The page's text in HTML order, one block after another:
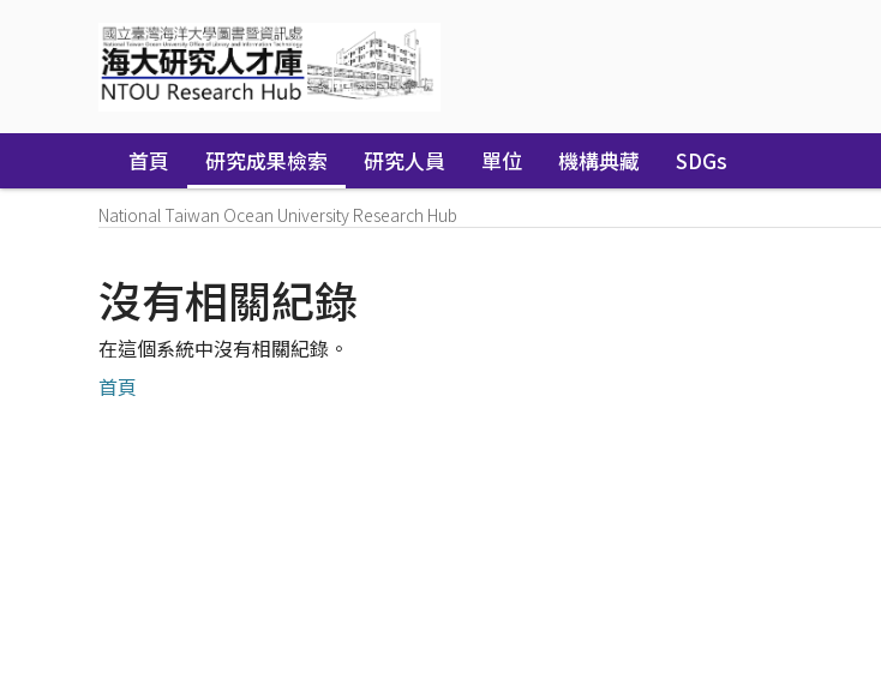
首頁 研究成果檢索 研究人員 單位 機構典藏 SDGs
National Taiwan Ocean University Research Hub
沒有相關紀錄
在這個系統中沒有相關紀錄。
首頁